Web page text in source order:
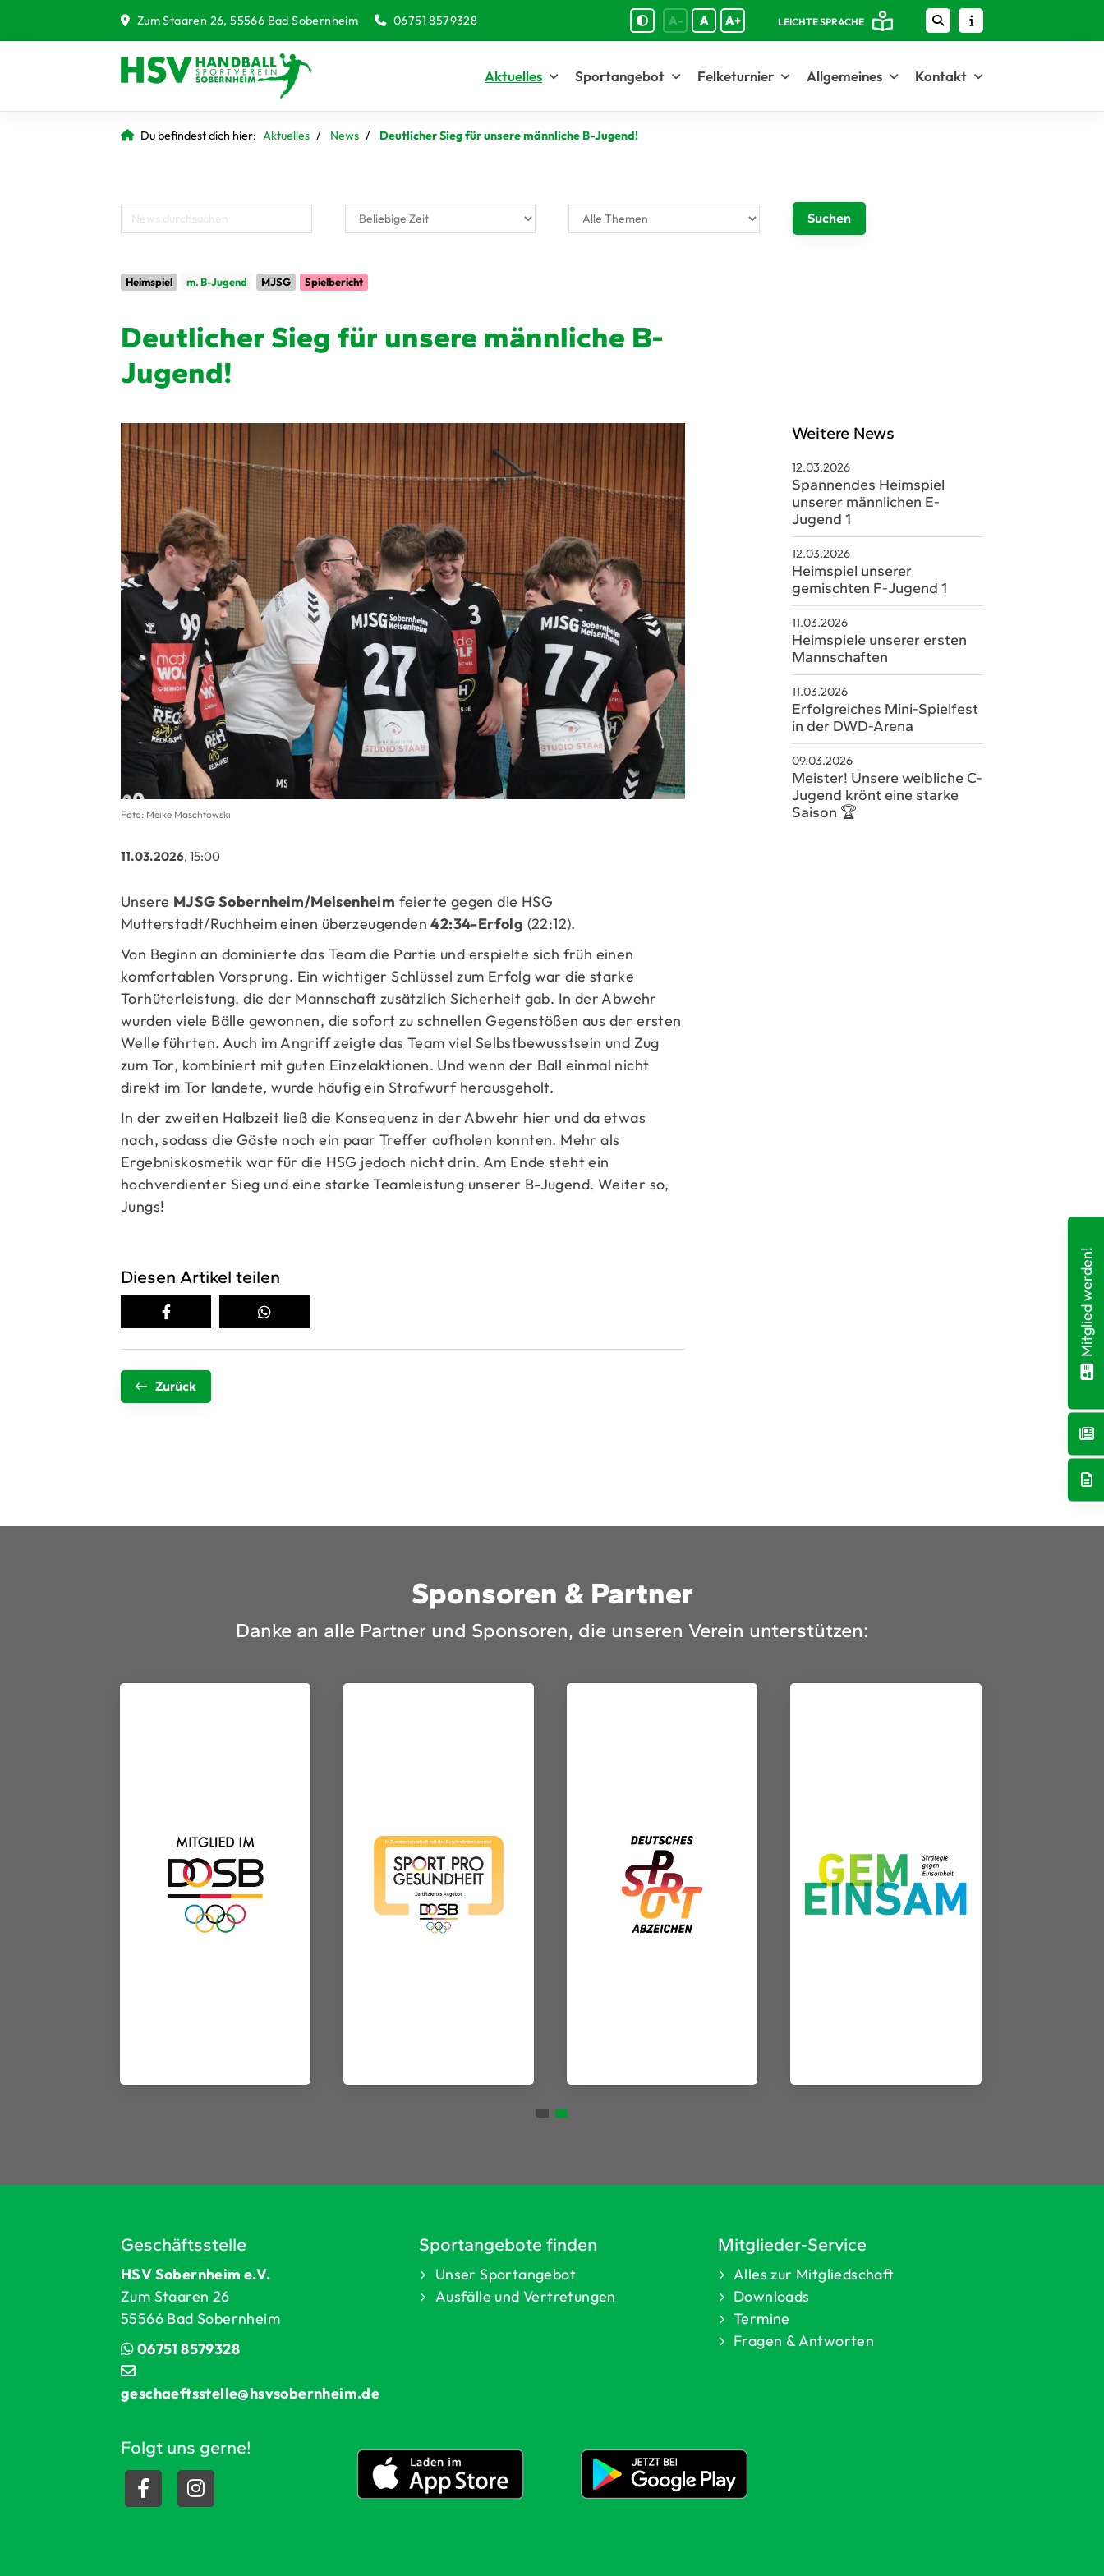
Zum Staaren 26, 55566 Bad Sobernheim 06751 8579328 A- A A+ LEICHTE SPRACHE
Aktuelles Sportangebot Felketurnier Allgemeines Kontakt
Du befindest dich hier: Aktuelles News Deutlicher Sieg für unsere männliche B-Jugend!
Heimspiel m. B-Jugend MJSG Spielbericht
Deutlicher Sieg für unsere männliche B-
Jugend!
Foto: Meike Maschtowski
11.03.2026, 15:00
Unsere MJSG Sobernheim/Meisenheim feierte gegen die HSG
Mutterstadt/Ruchheim einen überzeugenden42:34-Erfolg (22:12).
Von Beginn an dominierte das Team die Partie und erspielte sich früh einen
komfortablen Vorsprung. Ein wichtiger Schlüssel zum Erfolg war die starke
Torhüterleistung, die der Mannschaft zusätzlich Sicherheit gab. In der Abwehr
wurden viele Bälle gewonnen, die sofort zu schnellen Gegenstößen aus der ersten
Welle führten. Auch im Angriff zeigte das Team viel Selbstbewusstsein und Zug
zum Tor, kombiniert mit guten Einzelaktionen. Und wenn der Ball einmal nicht
direkt im Tor landete, wurde häufig ein Strafwurf herausgeholt.
In der zweiten Halbzeit ließ die Konsequenz in der Abwehr hier und da etwas
nach, sodass die Gäste noch ein paar Treffer aufholen konnten. Mehr als
Ergebniskosmetik war für die HSG jedoch nicht drin. Am Ende steht ein
hochverdienter Sieg und eine starke Teamleistung unserer B-Jugend. Weiter so,
Jungs!
Diesen Artikel teilen
Zurück
Weitere News
12.03.2026
Spannendes Heimspiel
unserer männlichen E-
Jugend 1
12.03.2026
Heimspiel unserer
gemischten F-Jugend 1
11.03.2026
Heimspiele unserer ersten
Mannschaften
11.03.2026
Erfolgreiches Mini-Spielfest
in der DWD-Arena
09.03.2026
Meister! Unsere weibliche C-
Jugend krönt eine starke
Saison 🏆
Sponsoren & Partner
Danke an alle Partner und Sponsoren, die unseren Verein unterstützen:
Geschäftsstelle
HSV Sobernheim e.V.
Zum Staaren 26
55566 Bad Sobernheim
06751 8579328
geschaeftsstelle@hsvsobernheim.de
Sportangebote finden
Unser Sportangebot
Ausfälle und Vertretungen
Mitglieder-Service
Alles zur Mitgliedschaft
Downloads
Termine
Fragen & Antworten
Folgt uns gerne!
Mitglied werden!
Quicklinks
Sportangebote finden
Unser Sportangebot
Ausfälle und Vertretungen
Deutsches Sportabzeichen
Mitglieder-Service
Alles zur Mitgliedschaft
Downloads
Termine
Fragen & Antworten
Geschäftsstelle
HSV Sobernheim e.V.
Zum Staaren 26
55566 Bad Sobernheim
06751 8579328
geschaeftsstelle@hsvsobernheim.de